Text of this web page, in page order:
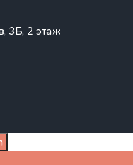
3Б, 2 этаж